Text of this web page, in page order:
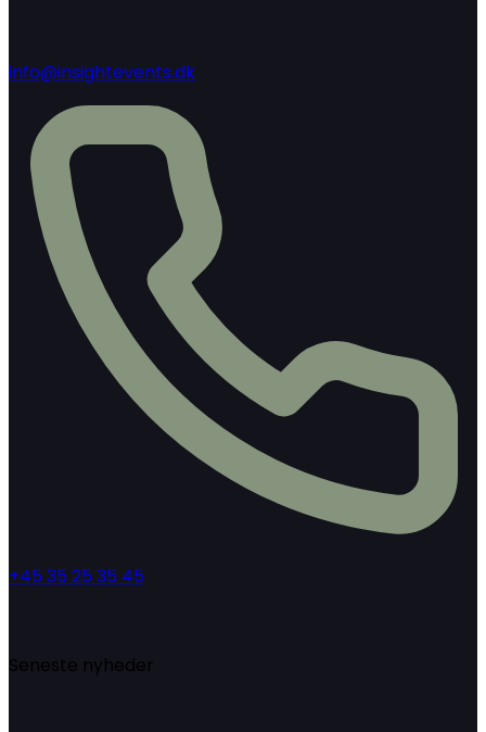
info@insightevents.dk
+45 35 25 35 45
Seneste nyheder